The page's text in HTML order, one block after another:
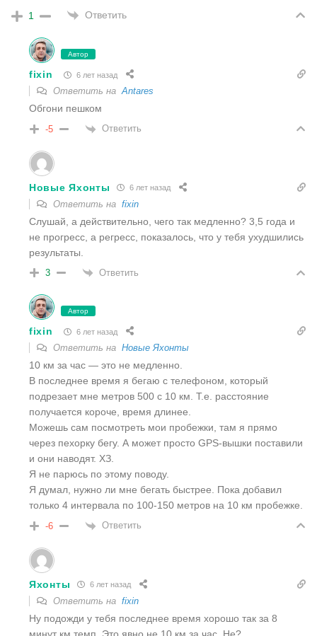
1 Ответить
Автор
fixin 6 лет назад
Ответить наAntares
Обгони пешком
-5 Ответить
Новые Яхонты 6 лет назад
Ответить на fixin
Слушай, а действительно, чего так медленно? 3,5 года и
не прогресс, а регресс, показалось, что у тебя ухудшились
результаты.
3 Ответить
Автор
fixin 6 лет назад
Ответить на Новые Яхонты
10 км за час — это не медленно.
В последнее время я бегаю с телефоном, который
подрезает мне метров 500 с 10 км. Т.е. расстояние
получается короче, время длинее.
Можешь сам посмотреть мои пробежки, там я прямо
через пехорку бегу. А может просто GPS-вышки поставили
и они наводят. ХЗ.
Я не парюсь по этому поводу.
Я думал, нужно ли мне бегать быстрее. Пока добавил
только 4 интервала по 100-150 метров на 10 км пробежке.
-6 Ответить
Яхонты 6 лет назад
Ответить на fixin
Ну подожди у тебя последнее время хорошо так за 8
минут км темп. Это явно не 10 км за час. Не?